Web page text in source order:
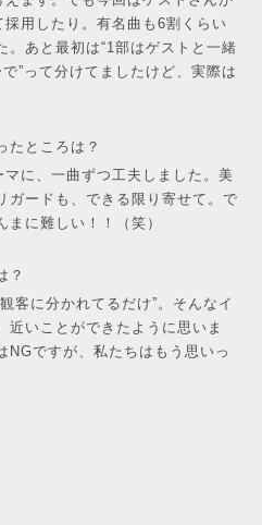
採用したり。有名曲も6割くらい
。あと最初は“1部はゲストと一緒
”って分けてましたけど、実際は
ところは？
マに、一曲ずつ工夫しました。美
ガードも、できる限り寄せて。で
に難しい！！（笑）
？
客に分かれてるだけ”。そんなイ
近いことができたように思いま
NGですが、私たちはもう思いっ